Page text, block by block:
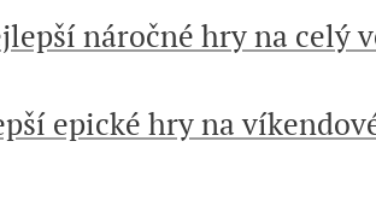
náročné hry na celý
epické hry na